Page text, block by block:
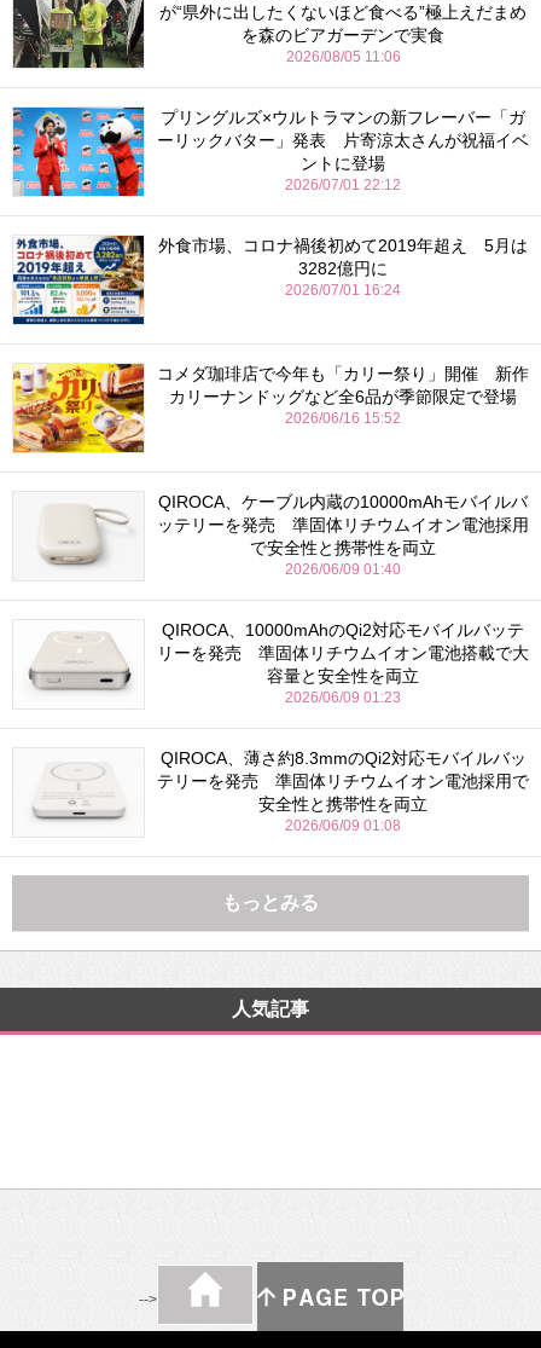
が“県外に出したくないほど食べる”極上えだまめ
を森のビアガーデンで実食
2026/08/05 11:06
プリングルズ×ウルトラマンの新フレーバー「ガ
ーリックバター」発表 片寄涼太さんが祝福イベ
ントに登場
2026/07/01 22:12
外食市場、コロナ禍後初めて2019年超え 5月は
3282億円に
2026/07/01 16:24
コメダ珈琲店で今年も「カリー祭り」開催 新作
カリーナンドッグなど全6品が季節限定で登場
2026/06/16 15:52
QIROCA、ケーブル内蔵の10000mAhモバイルバ
ッテリーを発売 準固体リチウムイオン電池採用
で安全性と携帯性を両立
2026/06/09 01:40
QIROCA、10000mAhのQi2対応モバイルバッテ
リーを発売 準固体リチウムイオン電池搭載で大
容量と安全性を両立
2026/06/09 01:23
QIROCA、薄さ約8.3mmのQi2対応モバイルバッ
テリーを発売 準固体リチウムイオン電池採用で
安全性と携帯性を両立
2026/06/09 01:08
もっとみる
人気記事
-->